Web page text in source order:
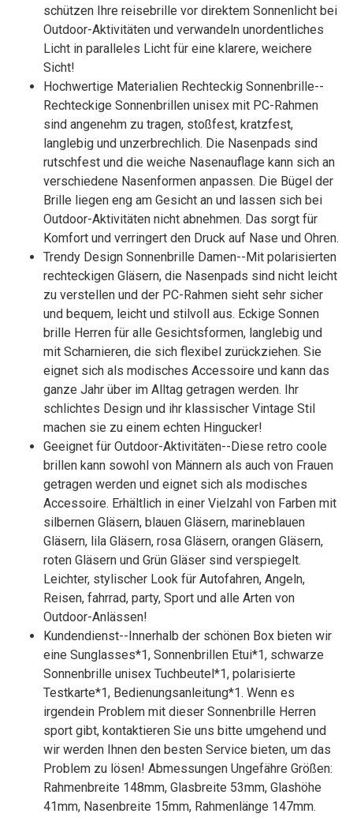
schützen Ihre reisebrille vor direktem Sonnenlicht bei
Outdoor-Aktivitäten und verwandeln unordentliches
Licht in paralleles Licht für eine klarere, weichere
Sicht!
Hochwertige Materialien Rechteckig Sonnenbrille--
Rechteckige Sonnenbrillen unisex mit PC-Rahmen
sind angenehm zu tragen, stoßfest, kratzfest,
langlebig und unzerbrechlich. Die Nasenpads sind
rutschfest und die weiche Nasenauflage kann sich an
verschiedene Nasenformen anpassen. Die Bügel der
Brille liegen eng am Gesicht an und lassen sich bei
Outdoor-Aktivitäten nicht abnehmen. Das sorgt für
Komfort und verringert den Druck auf Nase und Ohren.
Trendy Design Sonnenbrille Damen--Mit polarisierten
rechteckigen Gläsern, die Nasenpads sind nicht leicht
zu verstellen und der PC-Rahmen sieht sehr sicher
und bequem, leicht und stilvoll aus. Eckige Sonnen
brille Herren für alle Gesichtsformen, langlebig und
mit Scharnieren, die sich flexibel zurückziehen. Sie
eignet sich als modisches Accessoire und kann das
ganze Jahr über im Alltag getragen werden. Ihr
schlichtes Design und ihr klassischer Vintage Stil
machen sie zu einem echten Hingucker!
Geeignet für Outdoor-Aktivitäten--Diese retro coole
brillen kann sowohl von Männern als auch von Frauen
getragen werden und eignet sich als modisches
Accessoire. Erhältlich in einer Vielzahl von Farben mit
silbernen Gläsern, blauen Gläsern, marineblauen
Gläsern, lila Gläsern, rosa Gläsern, orangen Gläsern,
roten Gläsern und Grün Gläser sind verspiegelt.
Leichter, stylischer Look für Autofahren, Angeln,
Reisen, fahrrad, party, Sport und alle Arten von
Outdoor-Anlässen!
Kundendienst--Innerhalb der schönen Box bieten wir
eine Sunglasses*1, Sonnenbrillen Etui*1, schwarze
Sonnenbrille unisex Tuchbeutel*1, polarisierte
Testkarte*1, Bedienungsanleitung*1. Wenn es
irgendein Problem mit dieser Sonnenbrille Herren
sport gibt, kontaktieren Sie uns bitte umgehend und
wir werden Ihnen den besten Service bieten, um das
Problem zu lösen! Abmessungen Ungefähre Größen:
Rahmenbreite 148mm, Glasbreite 53mm, Glashöhe
41mm, Nasenbreite 15mm, Rahmenlänge 147mm.